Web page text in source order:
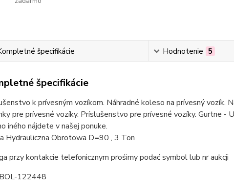
špecifikácie Hodnotenie 5
špecifikácie
k prívesným vozíkom. Náhradné koleso na prívesný vozík.
pre prívesné vozíky. Príslušenstvo pre prívesné vozíky. Gurtne -
iného nájdete v našej ponuke.
Hydrauliczna Obrotowa D=90 , 3 Ton
przy kontakcie telefonicznym prośimy podać symbol lub nr aukcji
122448